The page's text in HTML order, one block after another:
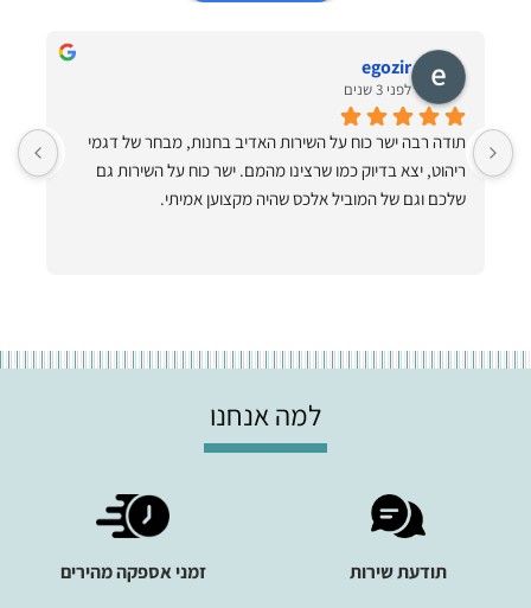
egozir
לפני 3 שנים
שלכם וגם של המוביל אלכס שהיה מקצוען אמיתי.
למה אנחנו
תודעת שירות זמני אספקה מהירים